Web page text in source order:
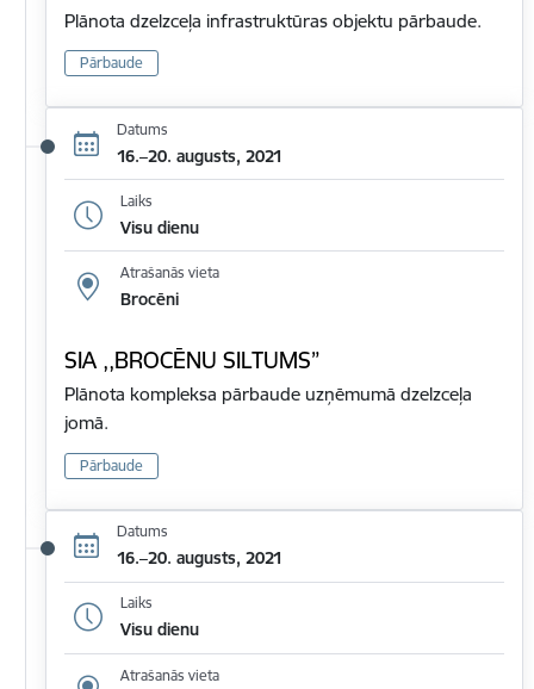
Plānota dzelzceļa infrastruktūras objektu pārbaude.
Pārbaude
Datums
16.–20. augusts, 2021
Laiks
Visu dienu
Atrašanās vieta
Brocēni
SIA ,,BROCĒNU SILTUMS”
Plānota kompleksa pārbaude uzņēmumā dzelzceļa
jomā.
Pārbaude
Datums
16.–20. augusts, 2021
Laiks
Visu dienu
Atrašanās vieta